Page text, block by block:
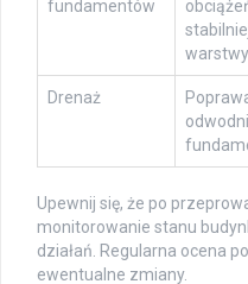
fundamentów
warstwy
Drenaż
Upewnij się, że po
monitorowanie stanu
działań. Regularna ocena
ewentualne zmiany.